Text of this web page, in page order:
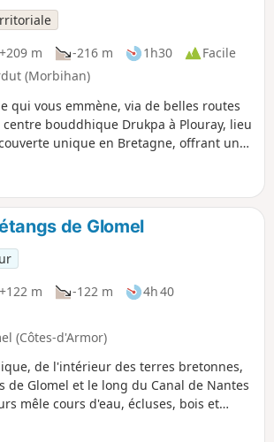
+209 m -216 m 1h30
Facile
(Morbihan)
qui vous emmène, via de belles routes
bouddhique Drukpa à Plouray, lieu
unique en Bretagne, offrant une
à découvrir la Carrière de Locuon,
un site granitique marqué par l'histoire
et la commune de Ploërdut labellisée
Rural de Bretagne.
de Glomel
+122 m -122 m
4h 40
(Côtes-d'Armor)
de l'intérieur des terres bretonnes,
de Glomel et le long du Canal de Nantes
mêle cours d'eau, écluses, bois et